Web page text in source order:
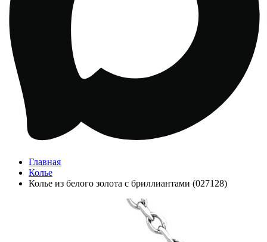
Главная
Колье
Колье из белого золота с бриллиантами (027128)